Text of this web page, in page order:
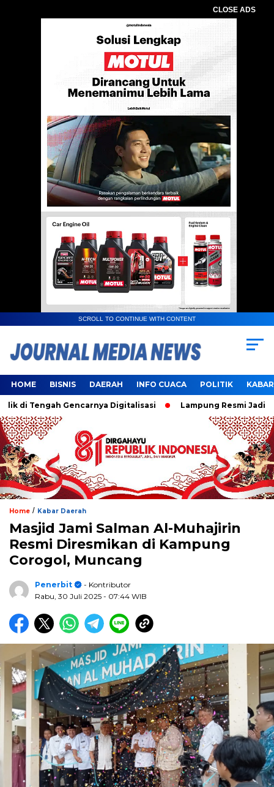
CLOSE ADS
SCROLL TO CONTINUE WITH CONTENT
HOME BISNIS DAERAH INFO CUACA POLITIK
Gencarnya Digitalisasi Lampung Resmi Jadi Tuan
Home / Kabar Daerah
Masjid Jami Salman Al-Muhajirin
Resmi Diresmikan di Kampung
Corogol, Muncang
Penerbit
- Kontributor
Rabu, 30 Juli 2025 - 07:44 WIB